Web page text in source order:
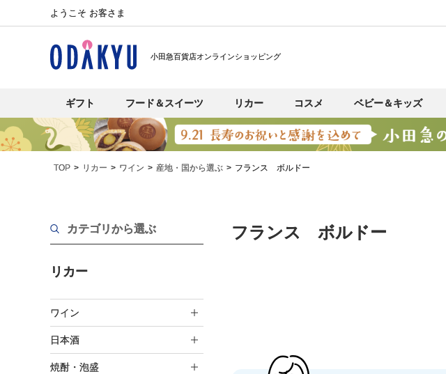
ようこそ お客さま
小田急百貨店オンラインショッピング
ギフト フード＆スイーツ リカー コスメ ベビー＆キッズ
TOP リカー ワイン 産地・国から選ぶ フランス ボルドー
カテゴリから選ぶ
リカー
ワイン
日本酒
焼酎・泡盛
フランス ボルドー